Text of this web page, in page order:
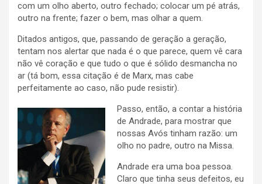
com um olho aberto, outro fechado; colocar um pé atrás,
outro na frente; fazer o bem, mas olhar a quem.
Ditados antigos, que, passando de geração a geração,
tentam nos alertar que nada é o que parece, quem vê cara
não vê coração e que tudo o que é sólido desmancha no
ar (tá bom, essa citação é de Marx, mas cabe
perfeitamente ao caso, não pude resistir).
Passo, então, a contar a história
de Andrade, para mostrar que
nossas Avós tinham razão: um
olho no padre, outro na Missa.
Andrade era uma boa pessoa.
Claro que tinha seus defeitos, eu